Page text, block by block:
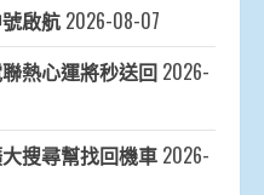
啟航 2026-08-07
熱心運將秒送回 2026-
搜尋幫找回機車 2026-